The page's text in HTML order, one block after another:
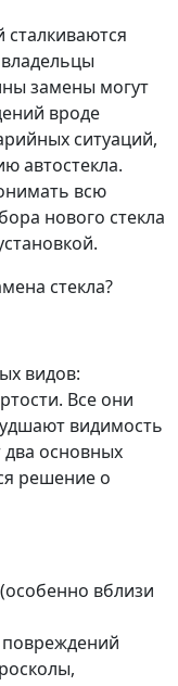
сталкиваются
замены могут
вроде
ситуаций,
автостекла.
всю
нового стекла
стекла?
видов:
Все они
видимость
два основных
решение о
вблизи